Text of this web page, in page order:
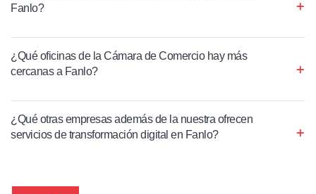
Fanlo?
¿Qué oficinas de la Cámara de Comercio hay más
cercanas a Fanlo?
¿Qué otras empresas además de la nuestra ofrecen
servicios de transformación digital en Fanlo?